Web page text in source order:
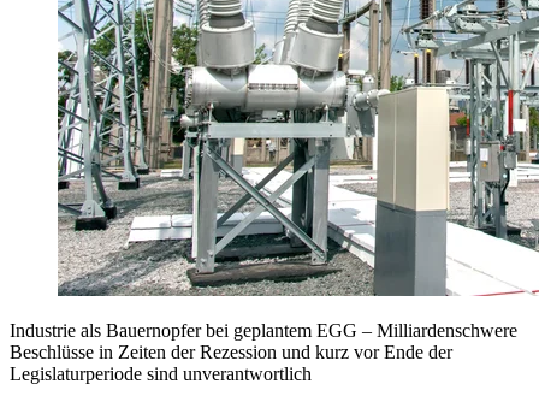
Industrie als Bauernopfer bei geplantem EGG – Milliardenschwere
Beschlüsse in Zeiten der Rezession und kurz vor Ende der
Legislaturperiode sind unverantwortlich